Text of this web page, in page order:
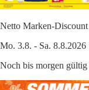
Netto Marken-Discount
Mo. 3.8. - Sa. 8.8.2026
Noch bis morgen gültig